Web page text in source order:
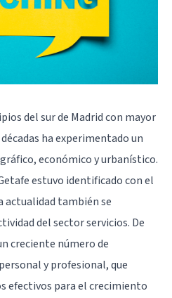
del sur de Madrid con mayor
ha experimentado un
económico y urbanístico.
estuvo identificado con el
actualidad también se
del sector servicios. De
creciente número de
y profesional, que
efectivos para el crecimiento